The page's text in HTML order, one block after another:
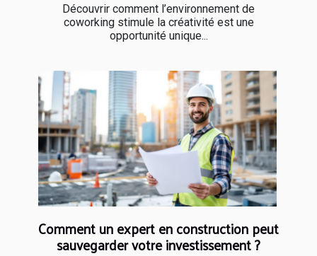
Découvrir comment l’environnement de
coworking stimule la créativité est une
opportunité unique...
Comment un expert en construction peut
sauvegarder votre investissement ?